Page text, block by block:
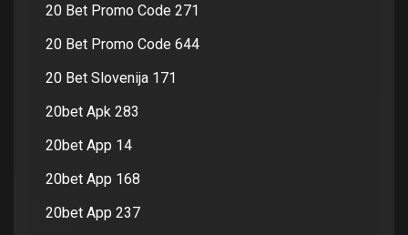
20 Bet Promo Code 271
20 Bet Promo Code 644
20 Bet Slovenija 171
20bet Apk 283
20bet App 14
20bet App 168
20bet App 237